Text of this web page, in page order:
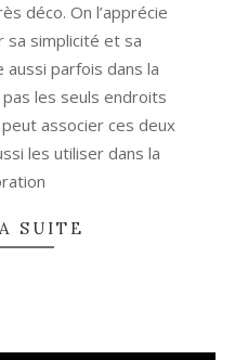
déco. On l’apprécie
sa simplicité et sa
aussi parfois dans la
pas les seuls endroits
peut associer ces deux
les utiliser dans la
SUITE